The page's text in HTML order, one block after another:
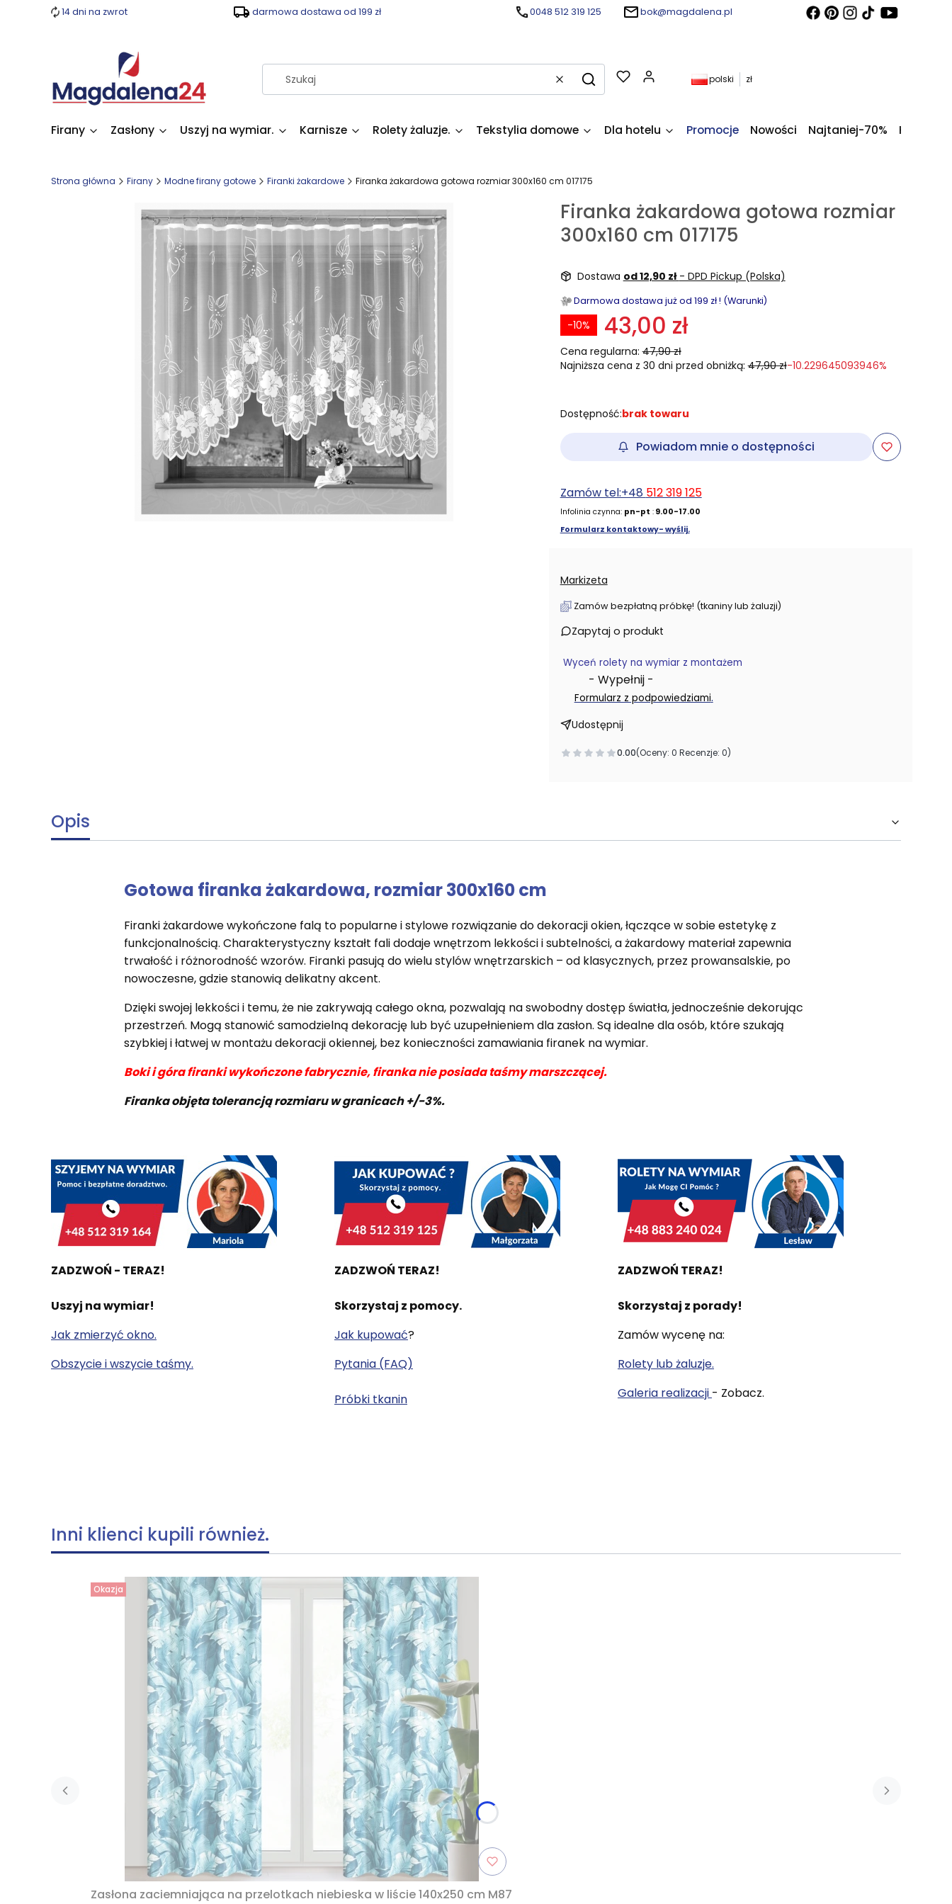
14 dni na zwrot darmowa dostawa od 199 zł 0048 512 319 125 bok@magdalena.pl
WyczyśćSzukaj
Produkty w koszyku: 0. Zobacz szczegóły
polski zł
Firany Zasłony Uszyj na wymiar. Karnisze Rolety żaluzje. Tekstylia domowe Dla hotelu Promocje Nowości Najtaniej-70% Kupony
Strona główna Firany Modne firany gotowe Firanki żakardowe Firanka żakardowa gotowa rozmiar 300x160 cm 017175
Firanka żakardowa gotowa rozmiar
300x160 cm 017175
Dostawa od 12,90 zł - DPD Pickup (Polska)
Darmowa dostawa już od 199 zł ! (Warunki)
43,00 zł
Cena regularna: 47,90 zł
-10%
Najniższa cena z 30 dni przed obniżką: 47,90 zł-10.229645093946%
Dostępność:brak towaru
Powiadom mnie o dostępności
Zamów tel:+48 512 319 125
Infolinia czynna: pn-pt :9.00-17.00
Formularz kontaktowy- wyślij.
Markizeta
Zamów bezpłatną próbkę! (tkaniny lub żaluzji)
Zapytaj o produkt
Wyceń rolety na wymiar z montażem
- Wypełnij -
Formularz z podpowiedziami.
Udostępnij
0.00(Oceny: 0 Recenzje: 0)
Opis
Gotowa firanka żakardowa, rozmiar 300x160 cm
Firanki żakardowe wykończone falą to popularne i stylowe rozwiązanie do dekoracji okien, łączące w sobie estetykę z
funkcjonalnością. Charakterystyczny kształt fali dodaje wnętrzom lekkości i subtelności, a żakardowy materiał zapewnia
trwałość i różnorodność wzorów. Firanki pasują do wielu stylów wnętrzarskich – od klasycznych, przez prowansalskie, po
nowoczesne, gdzie stanowią delikatny akcent.
Dzięki swojej lekkości i temu, że nie zakrywają całego okna, pozwalają na swobodny dostęp światła, jednocześnie dekorując
przestrzeń. Mogą stanowić samodzielną dekorację lub być uzupełnieniem dla zasłon. Są idealne dla osób, które szukają
szybkiej i łatwej w montażu dekoracji okiennej, bez konieczności zamawiania firanek na wymiar.
Boki i góra firanki wykończone fabrycznie, firanka nie posiada taśmy marszczącej.
Firanka objęta tolerancją rozmiaru w granicach +/-3%.
ZADZWOŃ - TERAZ!
Uszyj na wymiar!
Jak zmierzyć okno.
Obszycie i wszycie taśmy.
ZADZWOŃ TERAZ!
Skorzystaj z pomocy.
Jak kupować?
Pytania (FAQ)
Próbki tkanin
ZADZWOŃ TERAZ!
Skorzystaj z porady!
Zamów wycenę na:
Rolety lub żaluzje.
Galeria realizacji - Zobacz.
Inni klienci kupili również.
Okazja
Zasłona zaciemniająca na przelotkach niebieska w liście 140x250 cm M87